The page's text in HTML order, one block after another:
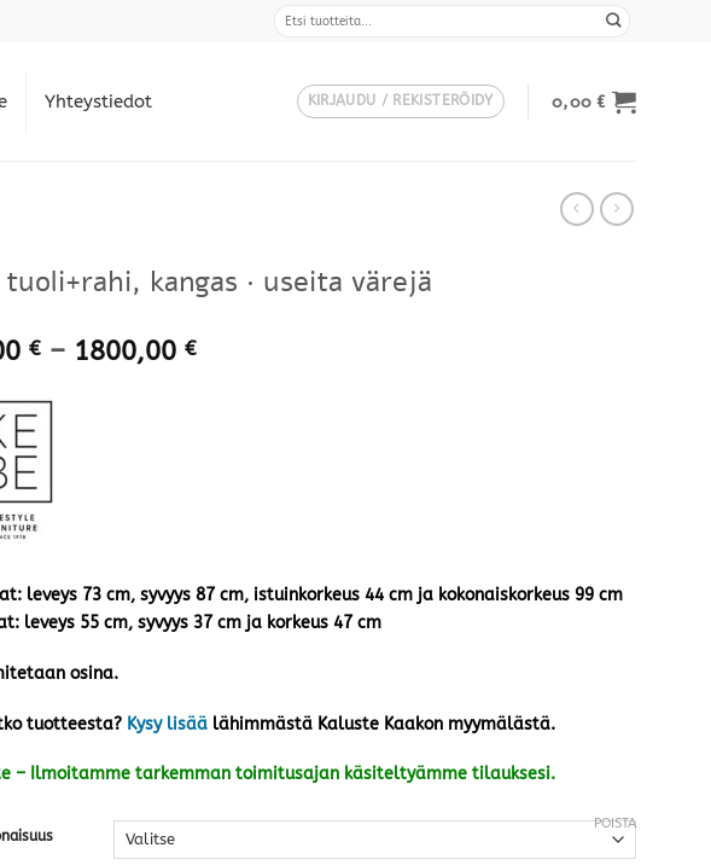
Yhteystiedot KIRJAUDU / REKISTERÖIDY 0,00€
tuoli+rahi, kangas · useita värejä
€ – 1800,00 €Hintaluokka:
leveys 73 cm, syvyys 87 cm, istuinkorkeus 44 cm ja kokonaiskorkeus 99 cm
leveys 55 cm, syvyys 37 cm ja korkeus 47 cm
osina.
tuotteesta? Kysy lisää lähimmästä Kaluste Kaakon myymälästä.
– Ilmoitamme tarkemman toimitusajan käsiteltyämme tilauksesi.
POISTA